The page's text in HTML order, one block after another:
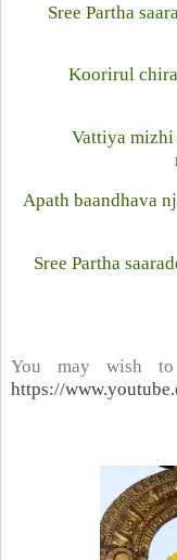
Sree Partha
Koorirul
Vattiya
Apath baandhava
Sree Partha
You may wish
https://